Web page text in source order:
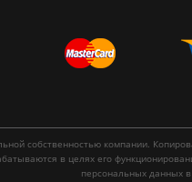
собственностью компании.
в целях его
персональных данных в